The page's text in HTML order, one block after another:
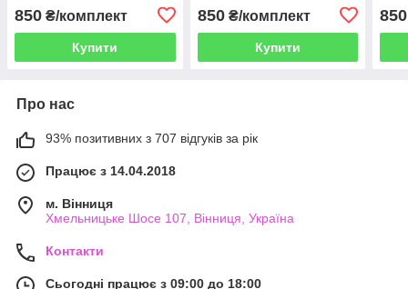
850 ₴/комплект
Купити
850₴/комплект
Купити
850
Про нас
93% позитивних з 707 відгуків за рік
Працює з 14.04.2018
м. Вінниця
Хмельницьке Шосе 107, Вінниця, Україна
Контакти
Сьогодні працює з 09:00 до 18:00